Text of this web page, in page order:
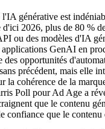
l'IA générative est
d'ici 2026, plus de 80 %
ou des modèles d'IA
applications GenAI en
opportunités
précédent, mais elle
la cohérence de la
Poll pour Ad Age a
que le contenu
confiance que le contenu